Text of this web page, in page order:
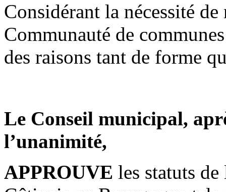
Considérant la nécessité
Communauté de
des raisons tant de forme
Le Conseil municipal,
l’unanimité,
APPROUVE les statuts